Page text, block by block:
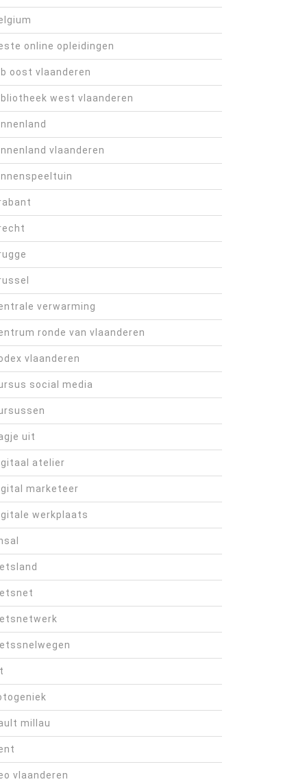
online opleidingen
oost vlaanderen
west vlaanderen
vlaanderen
verwarming
ronde van vlaanderen
vlaanderen
social media
uit
atelier
marketeer
werkplaats
millau
vlaanderen